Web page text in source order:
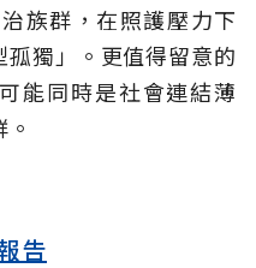
族群，在照護壓力下
獨」。更值得留意的
能同時是社會連結薄
告